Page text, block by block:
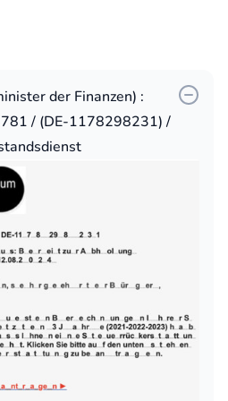
der Finanzen) :
/ (DE-1178298231) /